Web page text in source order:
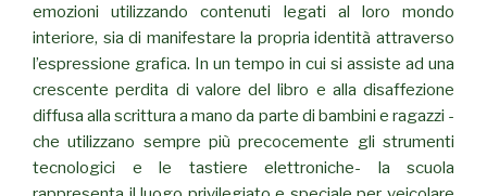
emozioni utilizzando contenuti legati al loro mondo
interiore, sia di manifestare la propria identità attraverso
l’espressione grafica. In un tempo in cui si assiste ad una
crescente perdita di valore del libro e alla disaffezione
diffusa alla scrittura a mano da parte di bambini e ragazzi -
che utilizzano sempre più precocemente gli strumenti
tecnologici e le tastiere elettroniche- la scuola